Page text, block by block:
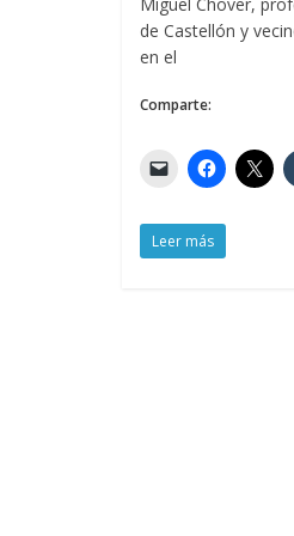
de Castellón y
en el
Comparte:
Leer más